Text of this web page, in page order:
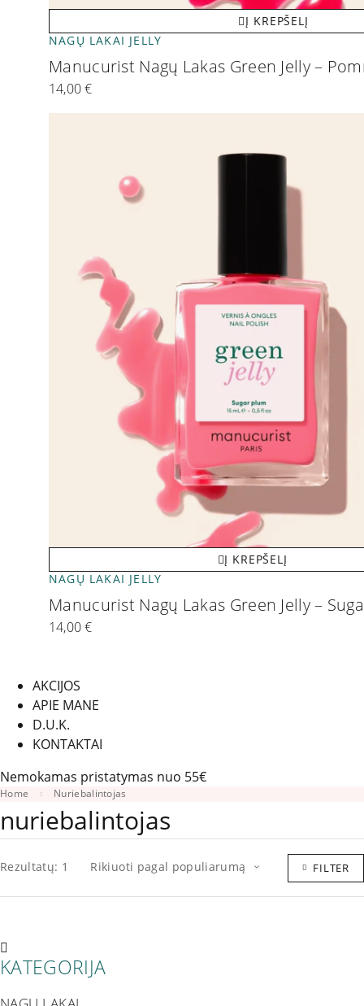
Į KREPŠELĮ
NAGŲ LAKAI JELLY
Manucurist Nagų Lakas Green Jelly –
14,00€
Į KREPŠELĮ
NAGŲ LAKAI JELLY
Manucurist Nagų Lakas Green Jelly –
14,00€
AKCIJOS
APIE MANE
D.U.K.
KONTAKTAI
Nemokamas pristatymas nuo 55€
Home Nuriebalintojas
nuriebalintojas
Rezultatų: 1 Rikiuoti pagal populiarumą FILTER
KATEGORIJA